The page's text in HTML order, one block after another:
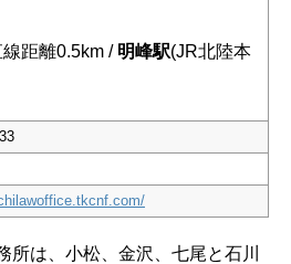
距離0.5km / 明峰駅(JR北陸本
所は、小松、金沢、七尾と石川